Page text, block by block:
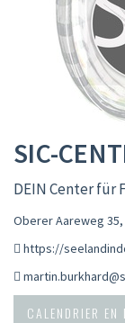
SIC-
DEIN Center für
Oberer Aareweg 35,
https://
CALENDRIER EN